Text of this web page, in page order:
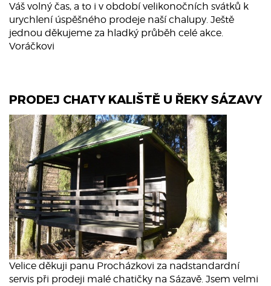
Váš volný čas, a to i v období velikonočních svátků k
urychlení úspěšného prodeje naší chalupy. Ještě
jednou děkujeme za hladký průběh celé akce.
Voráčkovi
PRODEJ CHATY KALIŠTĚ U ŘEKY SÁZAVY
Velice děkuji panu Procházkovi za nadstandardní
servis při prodeji malé chatičky na Sázavě. Jsem velmi